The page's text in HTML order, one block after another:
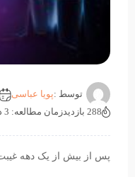
توسط :پویا عباسی
288 بازدید
زمان مطالعه: 3 دقیقه